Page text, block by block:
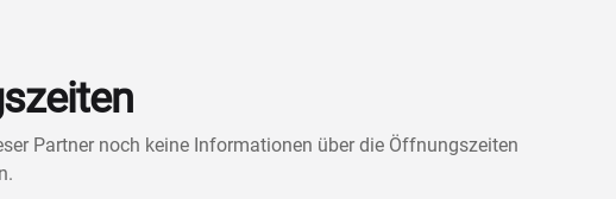
Partner noch keine Informationen über die Öffnungszeiten